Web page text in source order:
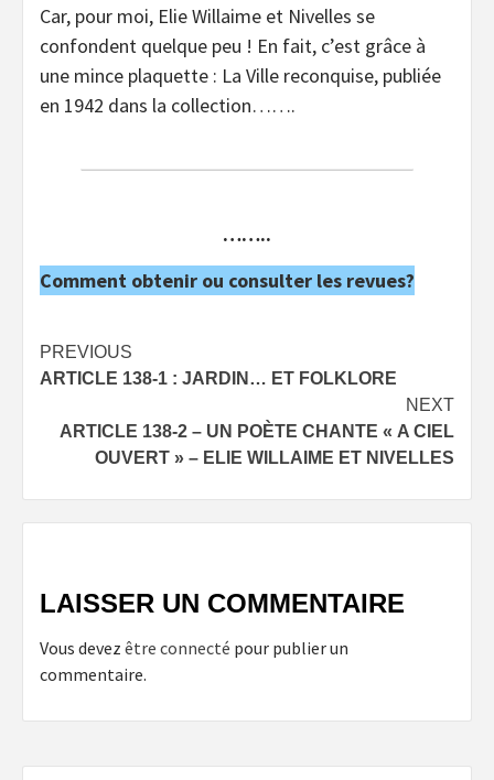
Car, pour moi, Elie Willaime et Nivelles se
confondent quelque peu ! En fait, c’est grâce à
une mince plaquette : La Ville reconquise, publiée
en 1942 dans la collection…….
……..
Comment obtenir ou consulter les revues?
Post
navigation
PREVIOUS
ARTICLE 138-1 : JARDIN… ET FOLKLORE
NEXT
ARTICLE 138-2 – UN POÈTE CHANTE « A CIEL
OUVERT » – ELIE WILLAIME ET NIVELLES
LAISSER UN COMMENTAIRE
Vous devez être connecté pour publier un
commentaire.